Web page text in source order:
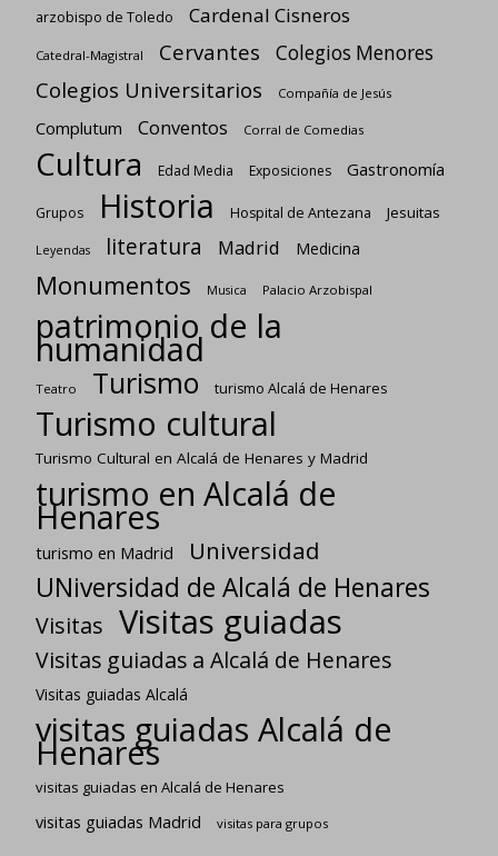
arzobispo de Toledo
Cardenal Cisneros
Catedral-Magistral Cervantes Colegios Menores
Colegios Universitarios Compañía de Jesús
Complutum Conventos Corral de Comedias
Cultura Edad Media Exposiciones Gastronomía
Grupos Historia Hospital de Antezana Jesuitas
Leyendas literatura Madrid Medicina
Monumentos Musica Palacio Arzobispal
patrimonio de la
humanidad
Teatro Turismo turismo Alcalá de Henares
Turismo cultural
Turismo Cultural en Alcalá de Henares y Madrid
turismo en Alcalá de
Henares
turismo en Madrid Universidad
UNiversidad de Alcalá de Henares
Visitas Visitas guiadas
Visitas guiadas a Alcalá de Henares
Visitas guiadas Alcalá
visitas guiadas Alcalá de
Henares
visitas guiadas en Alcalá de Henares
visitas guiadas Madrid visitas para grupos